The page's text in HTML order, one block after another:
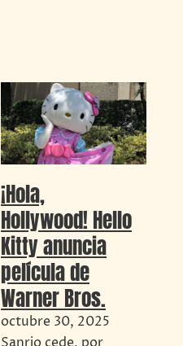
¡Hola,
Hollywood! Hello
Kitty anuncia
película de
Warner Bros.
octubre 30, 2025